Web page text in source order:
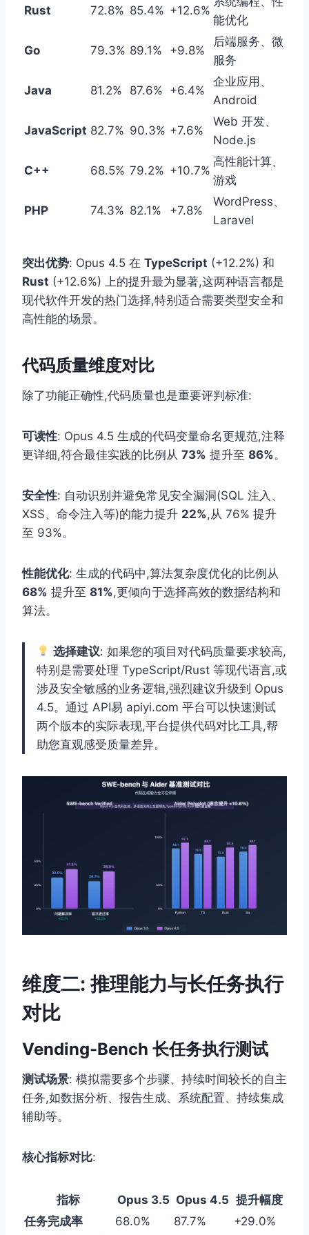
Rust 72.8% 85.4% +12.6%
能优化
Go 79.3% 89.1% +9.8%
后端服务、微
服务
Java 81.2% 87.6% +6.4%
企业应用、
Android
JavaScript 82.7% 90.3% +7.6%
Web 开发、
Node.js
C++ 68.5% 79.2% +10.7%
高性能计算、
游戏
PHP 74.3% 82.1% +7.8%
WordPress、
Laravel
突出优势: Opus 4.5 在 TypeScript (+12.2%) 和
Rust (+12.6%) 上的提升最为显著,这两种语言都是
现代软件开发的热门选择,特别适合需要类型安全和
高性能的场景。
代码质量维度对比
除了功能正确性,代码质量也是重要评判标准:
可读性: Opus 4.5 生成的代码变量命名更规范,注释
更详细,符合最佳实践的比例从 73% 提升至 86%。
安全性: 自动识别并避免常见安全漏洞(SQL 注入、
XSS、命令注入等)的能力提升 22%,从 76% 提升
至 93%。
性能优化: 生成的代码中,算法复杂度优化的比例从
68% 提升至 81%,更倾向于选择高效的数据结构和
算法。
选择建议: 如果您的项目对代码质量要求较高,
特别是需要处理 TypeScript/Rust 等现代语言,或
涉及安全敏感的业务逻辑,强烈建议升级到 Opus
4.5。通过 API易 apiyi.com 平台可以快速测试
两个版本的实际表现,平台提供代码对比工具,帮
助您直观感受质量差异。
维度二: 推理能力与长任务执行
对比
Vending-Bench 长任务执行测试
测试场景: 模拟需要多个步骤、持续时间较长的自主
任务,如数据分析、报告生成、系统配置、持续集成
辅助等。
核心指标对比:
指标 Opus 3.5 Opus 4.5 提升幅度
任务完成率
68.0% 87.7%
+29.0%